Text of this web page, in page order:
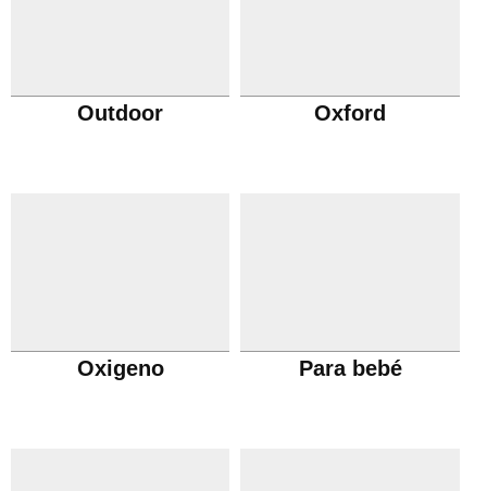
Outdoor Oxford
Oxigeno Para bebé